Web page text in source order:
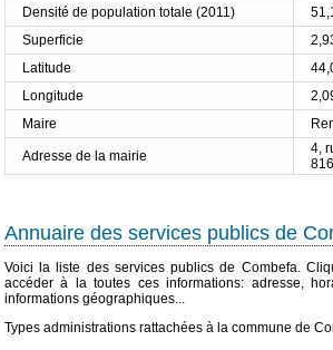
Densité de population totale (2011)
Superficie
Latitude
Longitude
Maire
Adresse de la mairie
4,
Annuaire des services publics de
Voici la liste des services publics de Combefa.
accéder à la toutes ces informations: adresse,
informations géographiques...
Types administrations rattachées à la commune de